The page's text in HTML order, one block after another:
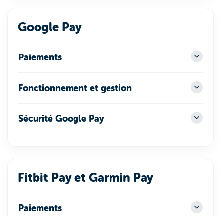
Google Pay
Paiements
Fonctionnement et gestion
Sécurité Google Pay
Fitbit Pay et Garmin Pay
Paiements